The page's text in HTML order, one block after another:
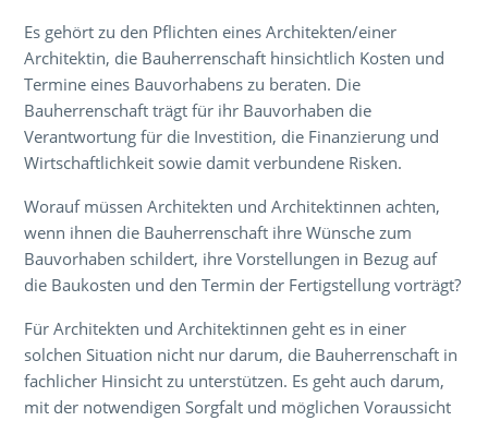
Es gehört zu den Pflichten eines Architekten/einer
Architektin, die Bauherrenschaft hinsichtlich Kosten und
Termine eines Bauvorhabens zu beraten. Die
Bauherrenschaft trägt für ihr Bauvorhaben die
Verantwortung für die Investition, die Finanzierung und
Wirtschaftlichkeit sowie damit verbundene Risken.
Worauf müssen Architekten und Architektinnen achten,
wenn ihnen die Bauherrenschaft ihre Wünsche zum
Bauvorhaben schildert, ihre Vorstellungen in Bezug auf
die Baukosten und den Termin der Fertigstellung vorträgt?
Für Architekten und Architektinnen geht es in einer
solchen Situation nicht nur darum, die Bauherrenschaft in
fachlicher Hinsicht zu unterstützen. Es geht auch darum,
mit der notwendigen Sorgfalt und möglichen Voraussicht